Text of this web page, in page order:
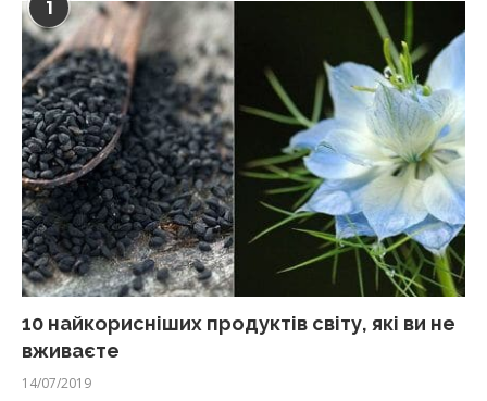
1
10 найкорисніших продуктів світу, які ви не
вживаєте
14/07/2019